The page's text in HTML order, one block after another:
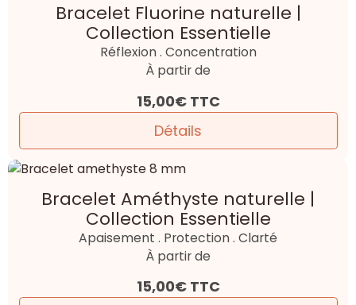
Bracelet Fluorine naturelle |
Collection Essentielle
Réflexion . Concentration
À partir de
15,00€ TTC
Détails
Bracelet Améthyste naturelle |
Collection Essentielle
Apaisement . Protection . Clarté
À partir de
15,00€ TTC